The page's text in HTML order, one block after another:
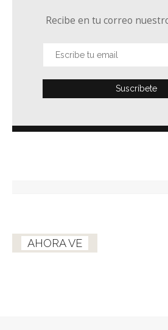
Recibe en tu correo
AHORA VE